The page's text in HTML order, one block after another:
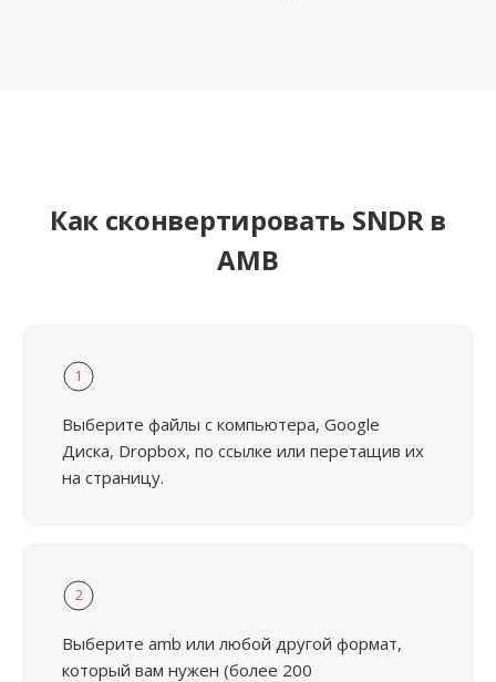
Как сконвертировать SNDR в
AMB
1
Выберите файлы с компьютера, Google
Диска, Dropbox, по ссылке или перетащив их
на страницу.
2
Выберите amb или любой другой формат,
который вам нужен (более 200